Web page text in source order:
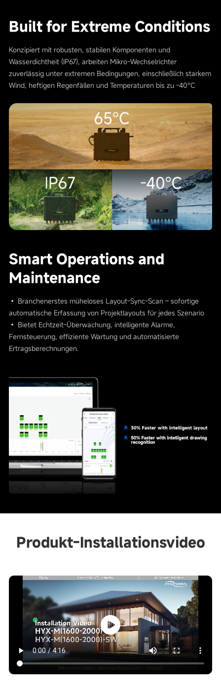
Built for Extreme Conditions
Konzipiert mit robusten, stabilen Komponenten und
Wasserdichtheit (IP67), arbeiten Mikro-Wechselrichter
zuverlässig unter extremen Bedingungen, einschließlich starkem
Wind, heftigen Regenfällen und Temperaturen bis zu -40°C
Smart Operations and
Maintenance
• Branchenerstes müheloses Layout-Sync-Scan – sofortige
automatische Erfassung von Projektlayouts für jedes Szenario
• Bietet Echtzeit-Überwachung, intelligente Alarme,
Fernsteuerung, effiziente Wartung und automatisierte
Ertragsberechnungen.
Produkt-Installationsvideo